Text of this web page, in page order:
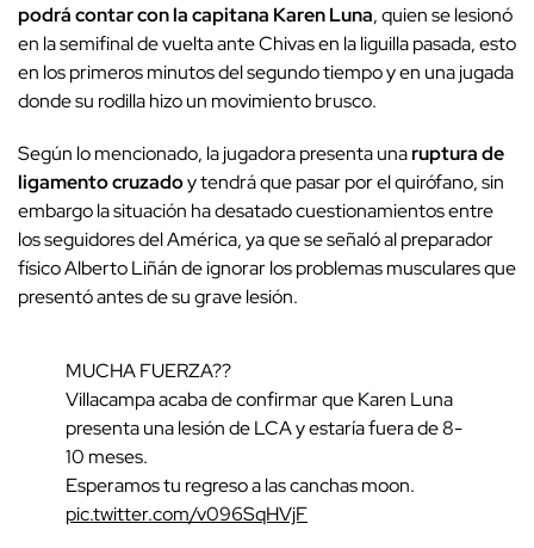
podrá contar con la capitana Karen Luna, quien se lesionó
en la semifinal de vuelta ante Chivas en la liguilla pasada, esto
en los primeros minutos del segundo tiempo y en una jugada
donde su rodilla hizo un movimiento brusco.
Según lo mencionado, la jugadora presenta unaruptura de
ligamento cruzadoy tendrá que pasar por el quirófano, sin
embargo la situación ha desatado cuestionamientos entre
los seguidores del América, ya que se señaló al preparador
físico Alberto Liñán de ignorar los problemas musculares que
presentó antes de su grave lesión.
MUCHA FUERZA??
Villacampa acaba de confirmar que Karen Luna
presenta una lesión de LCA y estaría fuera de 8-
10 meses.
Esperamos tu regreso a las canchas moon.
pic.twitter.com/v096SqHVjF